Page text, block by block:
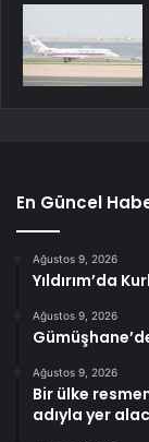
En Güncel
Ağustos 9, 2026
Yıldırım’da
Ağustos 9, 2026
Ağustos 9, 2026
Bir ülke
adıyla yer